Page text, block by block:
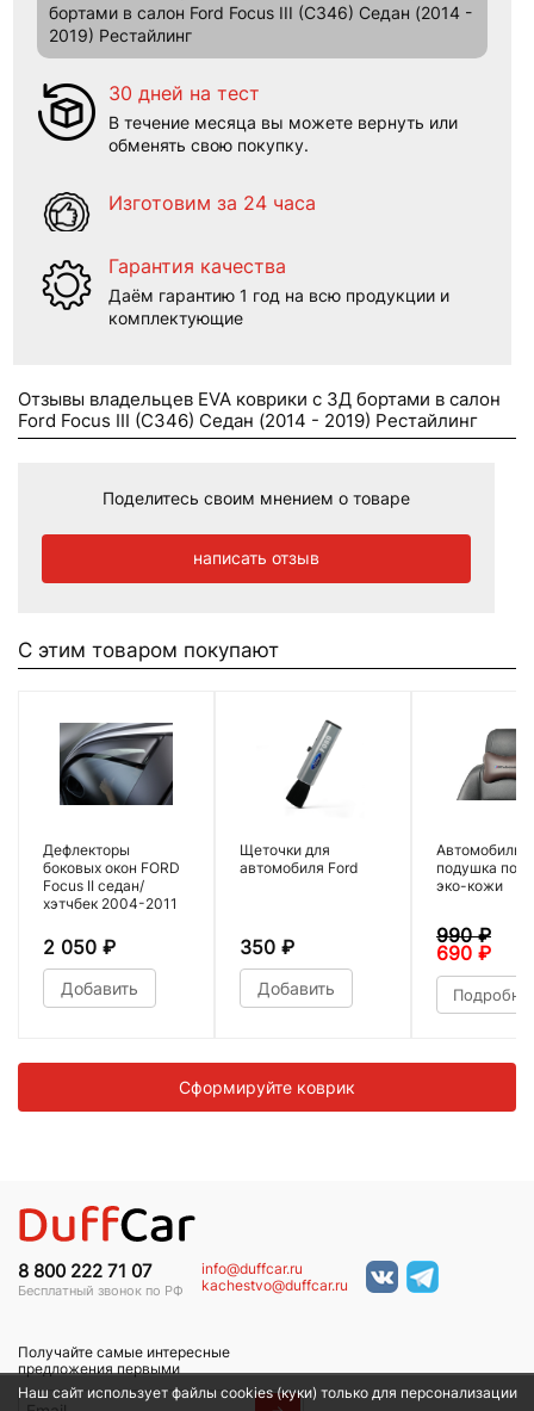
бортами в салон Ford Focus III (C346) Седан (2014 -
2019) Рестайлинг
30 дней на тест
В течение месяца вы можете вернуть или
обменять свою покупку.
Изготовим за 24 часа
Гарантия качества
Даём гарантию 1 год на всю продукции и
комплектующие
Отзывы владельцев EVA коврики c 3Д бортами в салон
Ford Focus III (C346) Седан (2014 - 2019) Рестайлинг
Поделитесь своим мнением о товаре
написать отзыв
С этим товаром покупают
Дефлекторы
боковых окон FORD
Focus II седан/
хэтчбек 2004-2011
2 050 ₽
Добавить
Щеточки для
автомобиля Ford
350 ₽
Добавить
подушка под
эко-кожи
990₽
690 ₽
Сформируйте коврик
8 800 222 71 07
Бесплатный звонок по РФ
info@duffcar.ru
kachestvo@duffcar.ru
Получайте самые интересные
предложения первыми
Наш сайт использует файлы cookies (куки) только для персонализации